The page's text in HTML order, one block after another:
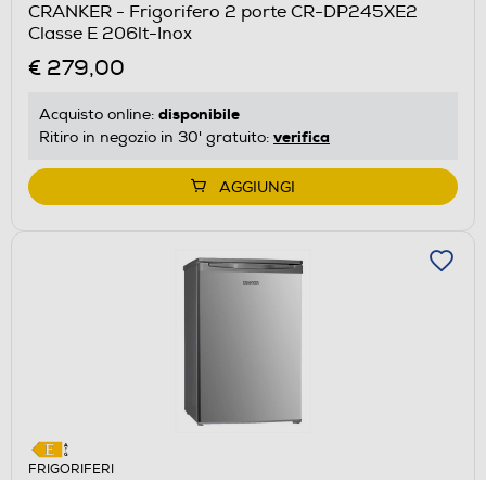
CRANKER - Frigorifero 2 porte CR-DP245XE2
Classe E 206lt-Inox
€ 279,00
Acquisto online: disponibile
Ritiro in negozio in 30' gratuito: verifica
AGGIUNGI
FRIGORIFERI